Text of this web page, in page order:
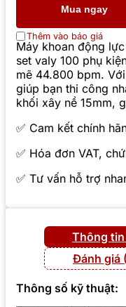
Mua ngay
Thêm vào báo giá
Máy khoan động
set valy 100 phụ
mẽ 44.800 bpm.
giúp bạn thi công
khối xây nề 15mm,
✅ Cam kết chính
✅ Hóa đơn VAT,
✅ Tư vấn hỗ trợ
Thông
Đánh giá
Thông số kỹ thuật: